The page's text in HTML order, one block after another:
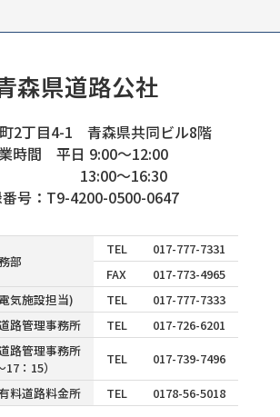
森県道路公社
2丁目4-1 青森県共同ビル8階
時間 平日 9:00～12:00
13:00～16:30
号：T9-4200-0500-0647
部
TEL
017-777-7331
FAX
017-773-4965
気施設担当)
TEL
017-777-7333
路管理事務所
TEL
017-726-6201
路管理事務所
17：15）
TEL
017-739-7496
料道路料金所
TEL 0178-56-5018